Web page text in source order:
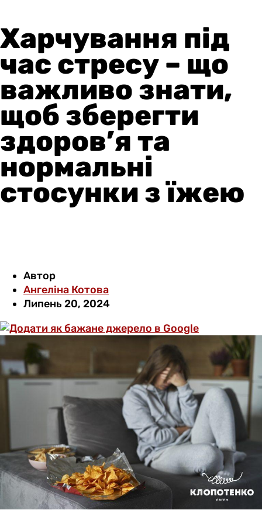
Харчування під
час стресу – що
важливо знати,
щоб зберегти
здоров’я та
нормальні
стосунки з їжею
Автор
Ангеліна Котова
Липень 20, 2024